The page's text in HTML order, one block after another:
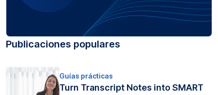
Publicaciones populares
Guías prácticas
Turn Transcript Notes into SMART